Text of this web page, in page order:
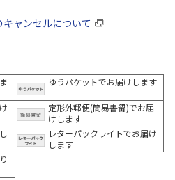
キャンセルについて
ゆうパケットでお届けします
定形外郵便(簡易書留)でお届
けします
レターパックライトでお届け
します